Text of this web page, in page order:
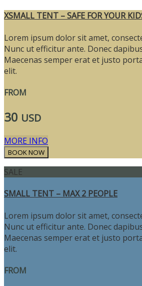
XSMALL TENT – SAFE FOR YOUR
Lorem ipsum dolor sit amet,
Nunc ut efficitur ante. Donec
Maecenas semper erat et justo
elit.
FROM
30 USD
MORE INFO
SALE
SMALL TENT – MAX 2 PEOPLE
Lorem ipsum dolor sit amet,
Nunc ut efficitur ante. Donec
Maecenas semper erat et justo
elit.
FROM